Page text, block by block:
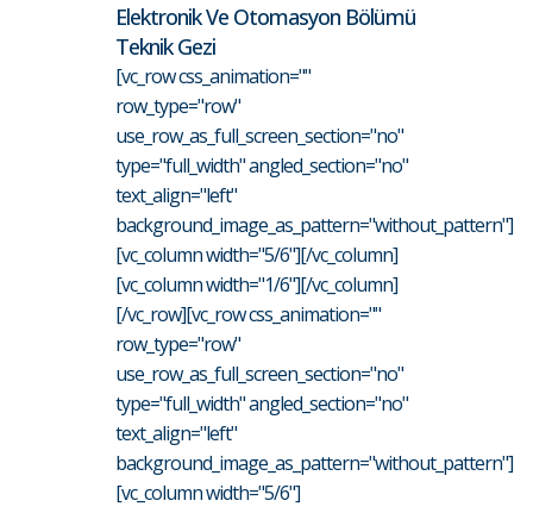
Elektronik Ve Otomasyon Bölümü
Teknik Gezi
[vc_row css_animation=""
row_type="row"
use_row_as_full_screen_section="no"
type="full_width" angled_section="no"
text_align="left"
background_image_as_pattern="without_pattern"]
[vc_column width="5/6"][/vc_column]
[vc_column width="1/6"][/vc_column]
[/vc_row][vc_row css_animation=""
row_type="row"
use_row_as_full_screen_section="no"
type="full_width" angled_section="no"
text_align="left"
background_image_as_pattern="without_pattern"]
[vc_column width="5/6"]